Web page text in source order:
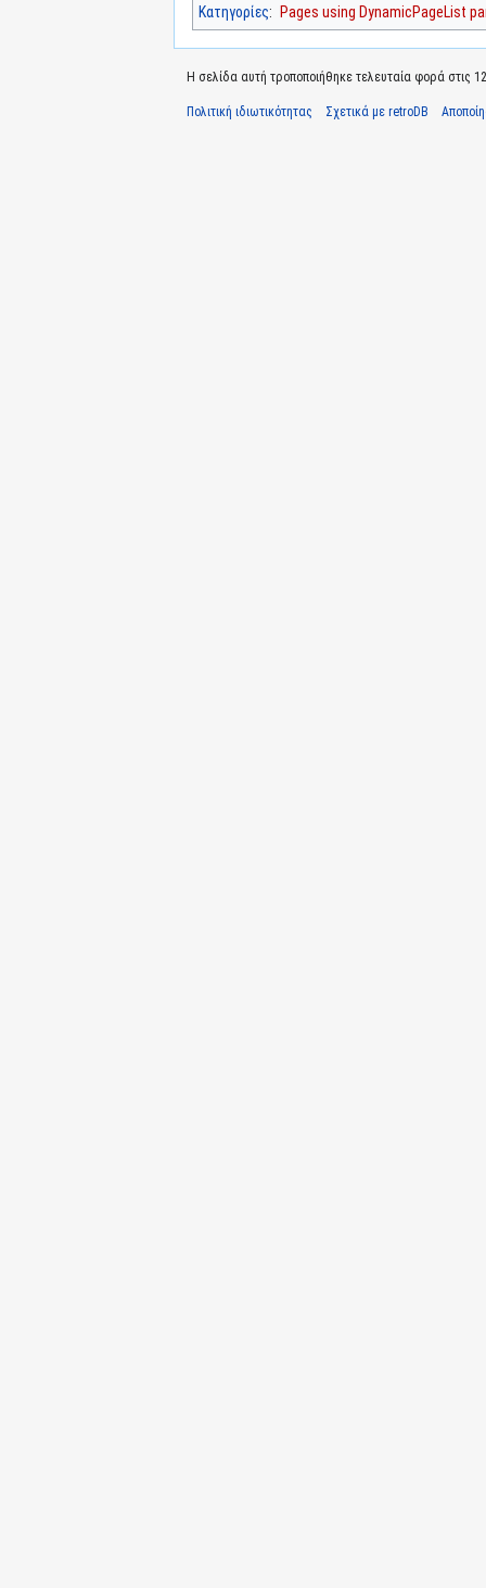
Κατηγορίες: Pages using DynamicPageList
Η σελίδα αυτή τροποποιήθηκε τελευταία φορά στις 12
Πολιτική ιδιωτικότητας Σχετικά με retroDB